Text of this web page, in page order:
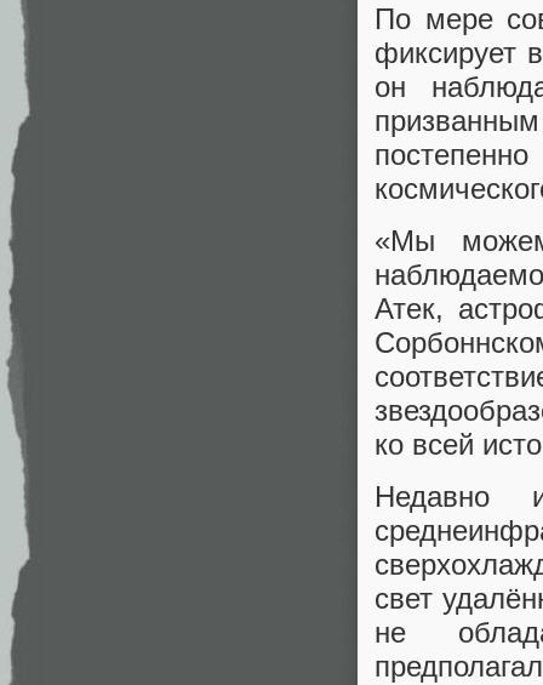
По мере
фиксирует
он
«Мы можем
Атек,
ко всей
Недавно
свет
не